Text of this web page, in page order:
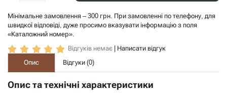
Мінімальне замовлення – 300 грн. При замовленні по телефону, для
швидкої відповіді, дуже просимо вказувати інформацію з поля
«Каталожний номер».
Відгуків немає
Написати відгук
Опис
Відгуки (0)
Опис та технічні характеристики